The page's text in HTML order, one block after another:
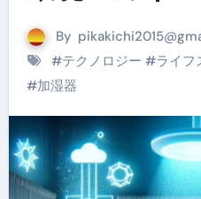
By
#テクノロジー #ライフ
#加湿器